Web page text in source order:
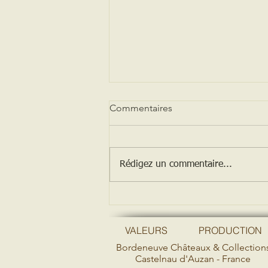
FestArmagnac 2025
Commentaires
Rédigez un commentaire...
VALEURS PRODUCTION
Bordeneuve Châteaux &
Castelnau d'Auzan - France